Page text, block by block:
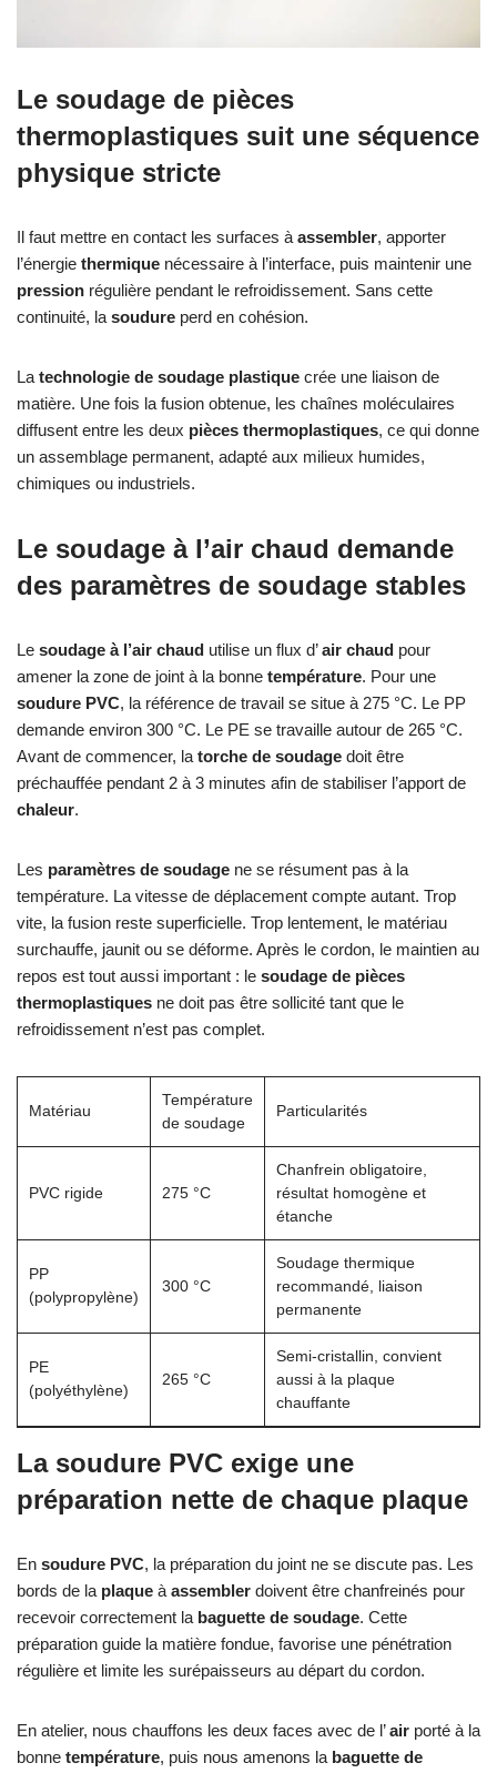
Le soudage de pièces
thermoplastiques suit une séquence
physique stricte
Il faut mettre en contact les surfaces à assembler, apporter
l’énergie thermique nécessaire à l’interface, puis maintenir une
pression régulière pendant le refroidissement. Sans cette
continuité, la soudure perd en cohésion.
La technologie de soudage plastique crée une liaison de
matière. Une fois la fusion obtenue, les chaînes moléculaires
diffusent entre les deux pièces thermoplastiques, ce qui donne
un assemblage permanent, adapté aux milieux humides,
chimiques ou industriels.
Le soudage à l’air chaud demande
des paramètres de soudage stables
Le soudage à l’air chaud utilise un flux d’air chaud pour
amener la zone de joint à la bonne température. Pour une
soudure PVC, la référence de travail se situe à 275 °C. Le PP
demande environ 300 °C. Le PE se travaille autour de 265 °C.
Avant de commencer, la torche de soudage doit être
préchauffée pendant 2 à 3 minutes afin de stabiliser l’apport de
chaleur.
Les paramètres de soudage ne se résument pas à la
température. La vitesse de déplacement compte autant. Trop
vite, la fusion reste superficielle. Trop lentement, le matériau
surchauffe, jaunit ou se déforme. Après le cordon, le maintien au
repos est tout aussi important : le soudage de pièces
thermoplastiques ne doit pas être sollicité tant que le
refroidissement n’est pas complet.
Matériau
Température
de soudage
Particularités
PVC rigide 275 °C
Chanfrein obligatoire,
résultat homogène et
étanche
PP
(polypropylène)
300 °C
Soudage thermique
recommandé, liaison
permanente
PE
(polyéthylène)
265 °C
Semi-cristallin, convient
aussi à la plaque
chauffante
La soudure PVC exige une
préparation nette de chaque plaque
En soudure PVC, la préparation du joint ne se discute pas. Les
bords de la plaque à assembler doivent être chanfreinés pour
recevoir correctement la baguette de soudage. Cette
préparation guide la matière fondue, favorise une pénétration
régulière et limite les surépaisseurs au départ du cordon.
En atelier, nous chauffons les deux faces avec de l’air porté à la
bonne température, puis nous amenons la baguette de